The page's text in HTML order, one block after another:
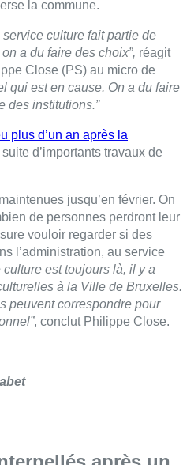
de personnes perdront leur
l’administration, au service
culture est toujours là, il y a
à la Ville de Bruxelles.
peuvent correspondre pour
, conclut Philippe Close.
après un
dans un